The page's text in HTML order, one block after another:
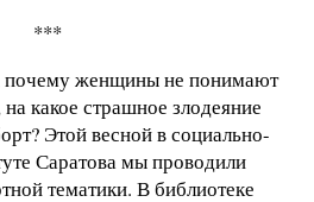
***
почему женщины не понимают
какое страшное злодеяние
Этой весной в социально-
Саратова мы проводили
тематики. В библиотеке